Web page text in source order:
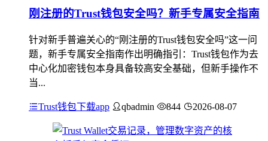
刚注册的Trust钱包安全吗？新手专属安全指南
针对新手普遍关心的“刚注册的Trust钱包安全吗”这一问
题，新手专属安全指南作出明确指引：Trust钱包作为去
中心化加密钱包本身具备较高安全基础，但新手操作不
当...
Trust钱包下载app qbadmin 844 2026-08-07